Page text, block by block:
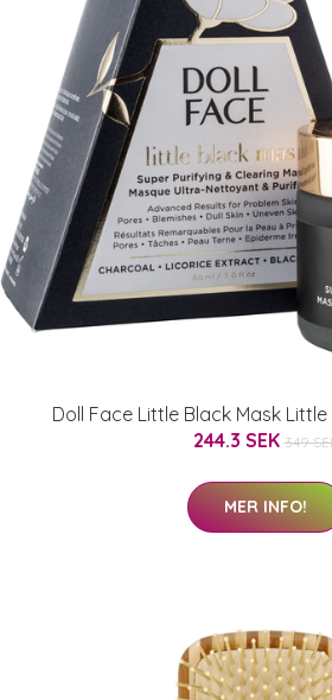
Doll Face Little Black Mask
244.3 SEK 349
MER INFO!